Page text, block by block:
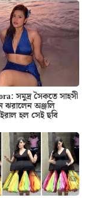
সমুদ্র সৈকতে সাহসী
অঞ্জলি
হল সেই ছবি